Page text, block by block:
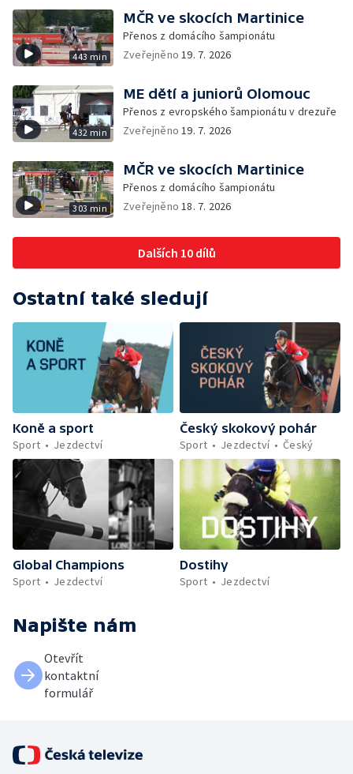
443 min
MČR ve skocích Martinice
Přenos z domácího šampionátu
Zveřejněno19. 7. 2026
432 min
ME dětí a juniorů Olomouc
Přenos z evropského šampionátu v drezuře
Zveřejněno19. 7. 2026
303 min
MČR ve skocích Martinice
Přenos z domácího šampionátu
Zveřejněno18. 7. 2026
Dalších 10 dílů
Ostatní také sledují
Koně a sport
Sport
Jezdectví
Český skokový pohár
Sport
Jezdectví Český
Global Champions
Sport
Jezdectví
Dostihy
Sport
Jezdectví
Napište nám
Otevřít
kontaktní
formulář